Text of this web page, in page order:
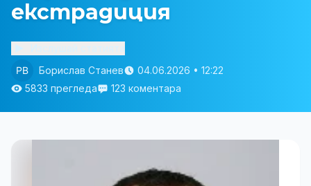
екстрадиция
Борислав Станев
04.06.2026 • 12:22
5833 прегледа
123 коментара